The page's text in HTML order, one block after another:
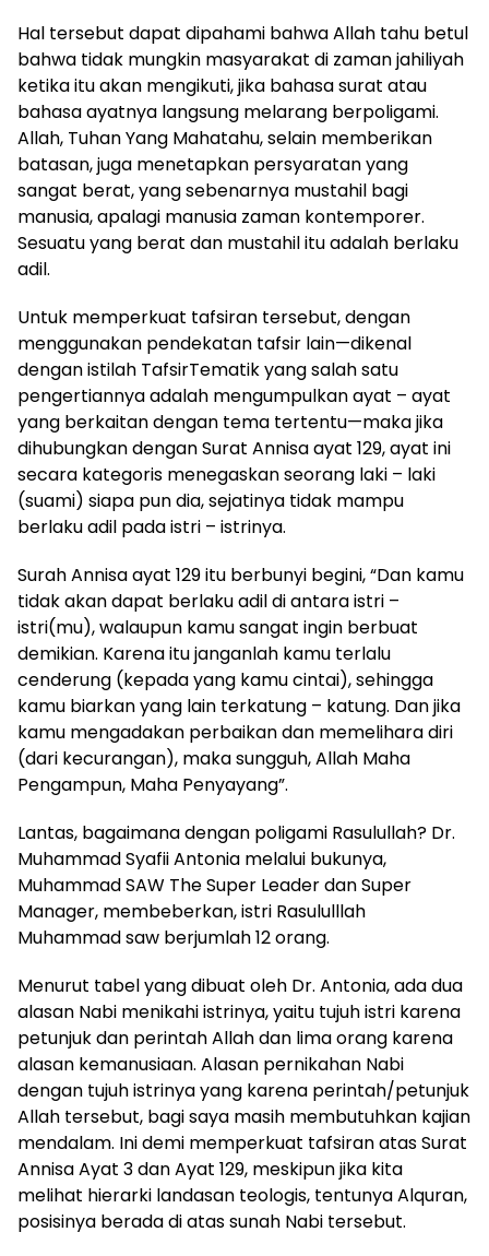
Hal tersebut dapat dipahami bahwa Allah tahu betul
bahwa tidak mungkin masyarakat di zaman jahiliyah
ketika itu akan mengikuti, jika bahasa surat atau
bahasa ayatnya langsung melarang berpoligami.
Allah, Tuhan Yang Mahatahu, selain memberikan
batasan, juga menetapkan persyaratan yang
sangat berat, yang sebenarnya mustahil bagi
manusia, apalagi manusia zaman kontemporer.
Sesuatu yang berat dan mustahil itu adalah berlaku
adil.
Untuk memperkuat tafsiran tersebut, dengan
menggunakan pendekatan tafsir lain—dikenal
dengan istilah TafsirTematik yang salah satu
pengertiannya adalah mengumpulkan ayat – ayat
yang berkaitan dengan tema tertentu—maka jika
dihubungkan dengan Surat Annisa ayat 129, ayat ini
secara kategoris menegaskan seorang laki – laki
(suami) siapa pun dia, sejatinya tidak mampu
berlaku adil pada istri – istrinya.
Surah Annisa ayat 129 itu berbunyi begini, “Dan kamu
tidak akan dapat berlaku adil di antara istri –
istri(mu), walaupun kamu sangat ingin berbuat
demikian. Karena itu janganlah kamu terlalu
cenderung (kepada yang kamu cintai), sehingga
kamu biarkan yang lain terkatung – katung. Dan jika
kamu mengadakan perbaikan dan memelihara diri
(dari kecurangan), maka sungguh, Allah Maha
Pengampun, Maha Penyayang”.
Lantas, bagaimana dengan poligami Rasulullah? Dr.
Muhammad Syafii Antonia melalui bukunya,
Muhammad SAW The Super Leader dan Super
Manager, membeberkan, istri Rasululllah
Muhammad saw berjumlah 12 orang.
Menurut tabel yang dibuat oleh Dr. Antonia, ada dua
alasan Nabi menikahi istrinya, yaitu tujuh istri karena
petunjuk dan perintah Allah dan lima orang karena
alasan kemanusiaan. Alasan pernikahan Nabi
dengan tujuh istrinya yang karena perintah/petunjuk
Allah tersebut, bagi saya masih membutuhkan kajian
mendalam. Ini demi memperkuat tafsiran atas Surat
Annisa Ayat 3 dan Ayat 129, meskipun jika kita
melihat hierarki landasan teologis, tentunya Alquran,
posisinya berada di atas sunah Nabi tersebut.